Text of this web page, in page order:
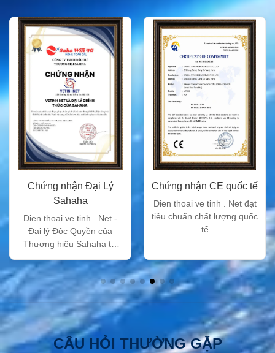
Chứng nhận Đại Lý
Sahaha
Dien thoai ve tinh . Net -
Đại lý Độc Quyền của
Thương hiệu Sahaha tại
Chứng nhận CE quốc tế
Dien thoai ve tinh . Net đạt
tiêu chuẩn chất lượng quốc
tế
CÂU HỎI THƯỜNG GẶP